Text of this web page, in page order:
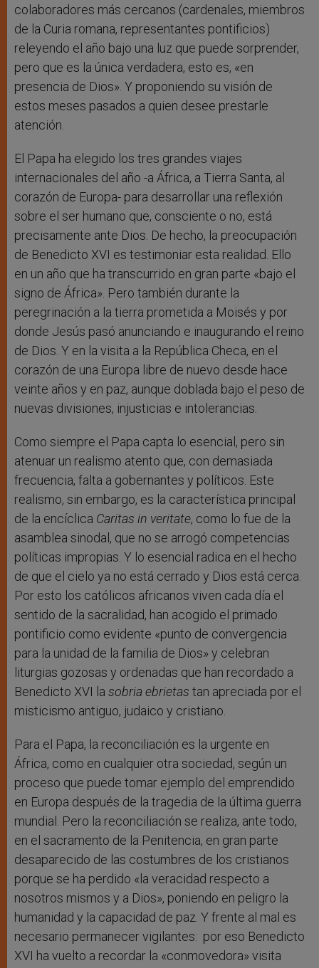
colaboradores más cercanos (cardenales, miembros
de la Curia romana, representantes pontificios)
releyendo el año bajo una luz que puede sorprender,
pero que es la única verdadera, esto es, «en
presencia de Dios». Y proponiendo su visión de
estos meses pasados a quien desee prestarle
atención.
El Papa ha elegido los tres grandes viajes
internacionales del año -a África, a Tierra Santa, al
corazón de Europa- para desarrollar una reflexión
sobre el ser humano que, consciente o no, está
precisamente ante Dios. De hecho, la preocupación
de Benedicto XVI es testimoniar esta realidad. Ello
en un año que ha transcurrido en gran parte «bajo el
signo de África». Pero también durante la
peregrinación a la tierra prometida a Moisés y por
donde Jesús pasó anunciando e inaugurando el reino
de Dios. Y en la visita a la República Checa, en el
corazón de una Europa libre de nuevo desde hace
veinte años y en paz, aunque doblada bajo el peso de
nuevas divisiones, injusticias e intolerancias.
Como siempre el Papa capta lo esencial, pero sin
atenuar un realismo atento que, con demasiada
frecuencia, falta a gobernantes y políticos. Este
realismo, sin embargo, es la característica principal
de la encíclica Caritas in veritate, como lo fue de la
asamblea sinodal, que no se arrogó competencias
políticas impropias. Y lo esencial radica en el hecho
de que el cielo ya no está cerrado y Dios está cerca.
Por esto los católicos africanos viven cada día el
sentido de la sacralidad, han acogido el primado
pontificio como evidente «punto de convergencia
para la unidad de la familia de Dios» y celebran
liturgias gozosas y ordenadas que han recordado a
Benedicto XVI la sobria ebrietas tan apreciada por el
misticismo antiguo, judaico y cristiano.
Para el Papa, la reconciliación es la urgente en
África, como en cualquier otra sociedad, según un
proceso que puede tomar ejemplo del emprendido
en Europa después de la tragedia de la última guerra
mundial. Pero la reconciliación se realiza, ante todo,
en el sacramento de la Penitencia, en gran parte
desaparecido de las costumbres de los cristianos
porque se ha perdido «la veracidad respecto a
nosotros mismos y a Dios», poniendo en peligro la
humanidad y la capacidad de paz. Y frente al mal es
necesario permanecer vigilantes: por eso Benedicto
XVI ha vuelto a recordar la «conmovedora» visita